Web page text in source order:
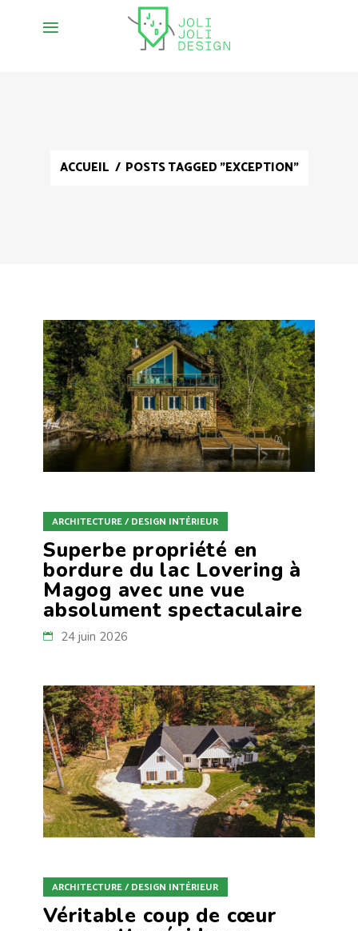
ACCUEIL / POSTS TAGGED "EXCEPTION"
ARCHITECTURE / DESIGN INTÉRIEUR
Superbe propriété en
bordure du lac Lovering à
Magog avec une vue
absolument spectaculaire
24 juin 2026
ARCHITECTURE / DESIGN INTÉRIEUR
Véritable coup de cœur